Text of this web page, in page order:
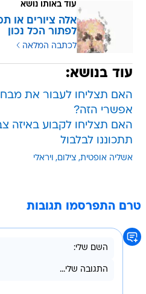
עוד באותו נושא
לפתור הכל נכון
לכתבה המלאה
עוד בנושא:
האם תצליחו לעבור את
אפשרי הזה?
האם תצליחו לקבוע באיזה
תתכוננו לבלבול
אשליה אופטית צילום ויראלי
טרם התפרסמו תגובות